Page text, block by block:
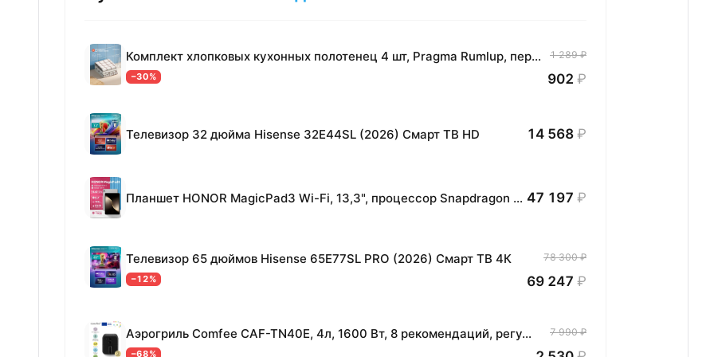
Комплект хлопковых кухонных полотенец 4 шт, Pragma Rumlup, переменчивый белый
−30%
1 289 ₽
902 ₽
Телевизор 32 дюйма Hisense 32E44SL (2026) Смарт ТВ HD 14 568 ₽
Планшет HONOR MagicPad3 Wi-Fi, 13,3", процессор Snapdragon 8, 16ГБ/512ГБ, EU 47 197 ₽
Телевизор 65 дюймов Hisense 65E77SL PRO (2026) Смарт ТВ 4К
−12%
78 300 ₽
69 247 ₽
Аэрогриль Comfee CAF-TN40E, 4л, 1600 Вт, 8 рекомендаций, регулировка температуры, антипригарное покрытие, таймер
−68%
7 990 ₽